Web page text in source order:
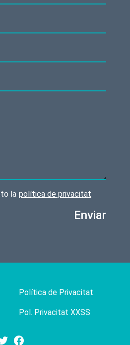
la política de privacitat
Enviar
Política de Privacitat
Pol. Privacitat XXSS